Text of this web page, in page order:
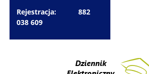
Rejestracja: 882
038 609